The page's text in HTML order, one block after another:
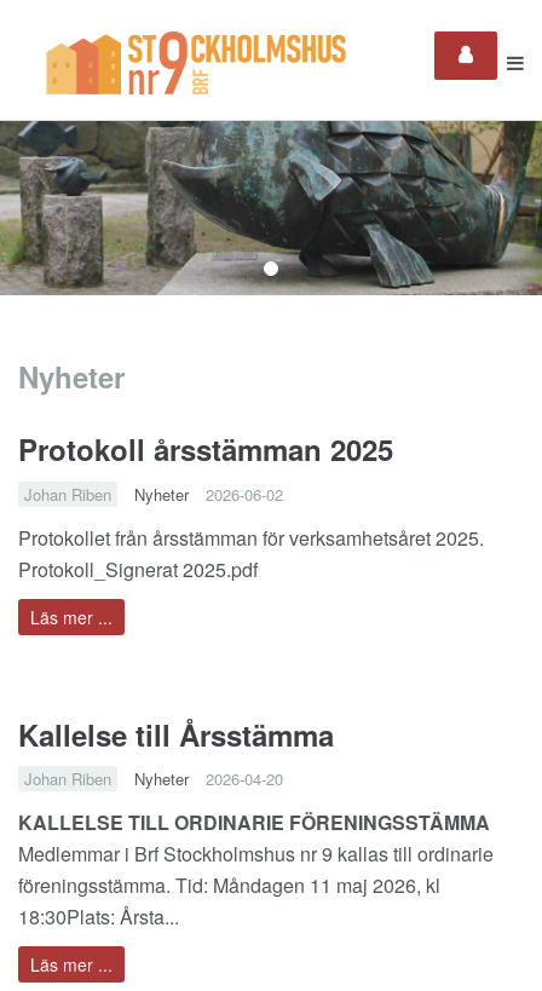
Nyheter
Protokoll årsstämman 2025
Johan Riben Nyheter 2026-06-02
Protokollet från årsstämman för verksamhetsåret 2025.
Protokoll_Signerat 2025.pdf
Läs mer ...
Kallelse till Årsstämma
Johan Riben Nyheter 2026-04-20
KALLELSE TILL ORDINARIE FÖRENINGSSTÄMMA
Medlemmar i Brf Stockholmshus nr 9 kallas till ordinarie
föreningsstämma. Tid: Måndagen 11 maj 2026, kl
18:30Plats: Årsta...
Läs mer ...